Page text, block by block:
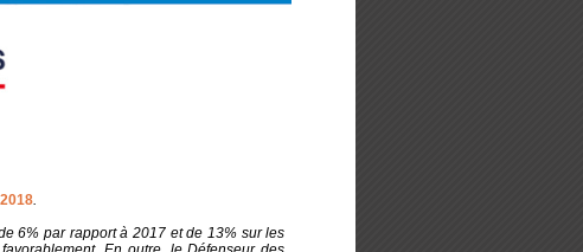
.
6% par rapport à 2017 et de 13% sur les